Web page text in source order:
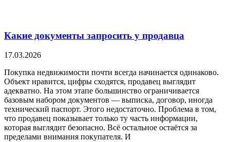
Какие документы запросить у продавца
17.03.2026
Покупка недвижимости почти всегда начинается одинаково.
Объект нравится, цифры сходятся, продавец выглядит
адекватно. На этом этапе большинство ограничивается
базовым набором документов — выписка, договор, иногда
технический паспорт. Этого недостаточно. Проблема в том,
что продавец показывает только ту часть информации,
которая выглядит безопасно. Всё остальное остаётся за
пределами внимания покупателя. И